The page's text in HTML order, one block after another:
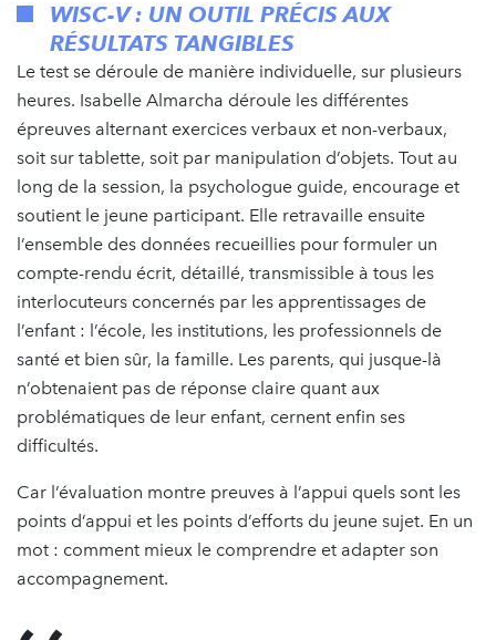
WISC-V : UN OUTIL PRÉCIS AUX
RÉSULTATS TANGIBLES
Le test se déroule de manière individuelle, sur plusieurs
heures. Isabelle Almarcha déroule les différentes
épreuves alternant exercices verbaux et non-verbaux,
soit sur tablette, soit par manipulation d’objets. Tout au
long de la session, la psychologue guide, encourage et
soutient le jeune participant. Elle retravaille ensuite
l’ensemble des données recueillies pour formuler un
compte-rendu écrit, détaillé, transmissible à tous les
interlocuteurs concernés par les apprentissages de
l’enfant : l’école, les institutions, les professionnels de
santé et bien sûr, la famille. Les parents, qui jusque-là
n’obtenaient pas de réponse claire quant aux
problématiques de leur enfant, cernent enfin ses
difficultés.
Car l’évaluation montre preuves à l’appui quels sont les
points d’appui et les points d’efforts du jeune sujet. En un
mot : comment mieux le comprendre et adapter son
accompagnement.